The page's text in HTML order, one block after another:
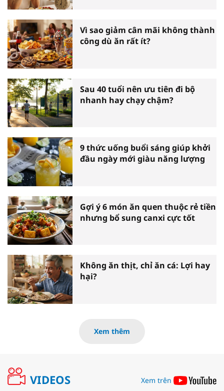
Vì sao giảm cân mãi không thành
công dù ăn rất ít?
Sau 40 tuổi nên ưu tiên đi bộ
nhanh hay chạy chậm?
9 thức uống buổi sáng giúp khởi
đầu ngày mới giàu năng lượng
Gợi ý 6 món ăn quen thuộc rẻ tiền
nhưng bổ sung canxi cực tốt
Không ăn thịt, chỉ ăn cá: Lợi hay
hại?
Xem thêm
VIDEOS Xem trên